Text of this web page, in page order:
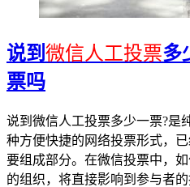
说到 微信人工投票多
票吗
说到微信人工投票多少一票?是
种方便快捷的网络投票形式，
要组成部分。在微信投票中，
的组织，将直接影响到参与者